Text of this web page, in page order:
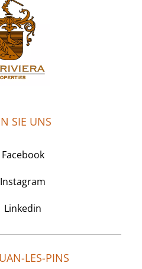
SIE UNS
Facebook
Instagram
Linkedin
LES-PINS